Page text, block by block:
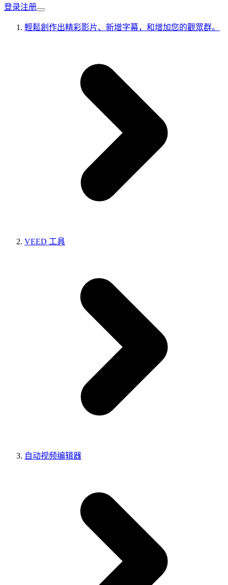
登录注册
輕鬆創作出精彩影片、新增字幕，和增加您的觀眾群。
VEED 工具
自动视频编辑器